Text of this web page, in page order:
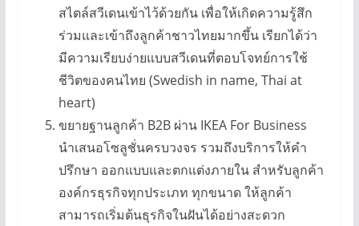
สไตล์สวีเดนเข้าไว้ด้วยกัน เพื่อให้เกิดความรู้สึก
ร่วมและเข้าถึงลูกค้าชาวไทยมากขึ้น เรียกได้ว่า
มีความเรียบง่ายแบบสวีเดนที่ตอบโจทย์การใช้
ชีวิตของคนไทย (Swedish in name, Thai at
heart)
ขยายฐานลูกค้า B2B ผ่าน IKEA For Business
นำเสนอโซลูชั่นครบวงจร รวมถึงบริการให้คำ
ปรึกษา ออกแบบและตกแต่งภายใน สำหรับลูกค้า
องค์กรธุรกิจทุกประเภท ทุกขนาด ให้ลูกค้า
สามารถเริ่มต้นธุรกิจในฝันได้อย่างสะดวก